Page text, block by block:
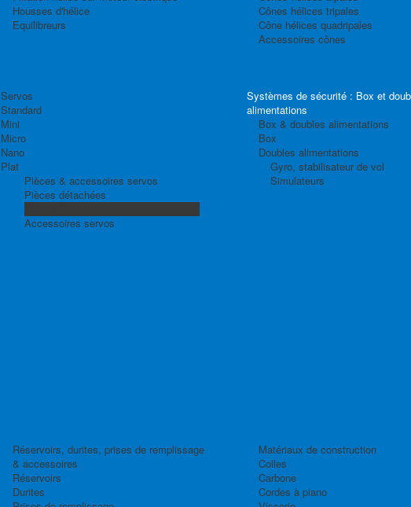
Housses d'hélice
Equilibreurs
Cônes hélices tripales
Cône hélices quadripales
Accessoires cônes
Servos
Standard
Mini
Micro
Nano
Plat
Pièces & accessoires servos
Pièces détachées
Accessoires servos
Systèmes de sécurité : Box et
alimentations
Box & doubles alimentations
Box
Doubles alimentations
Gyro, stabilisateur de vol
Simulateurs
Réservoirs, durites, prises de remplissage
& accessoires
Réservoirs
Durites
Matériaux de construction
Colles
Carbone
Cordes à piano